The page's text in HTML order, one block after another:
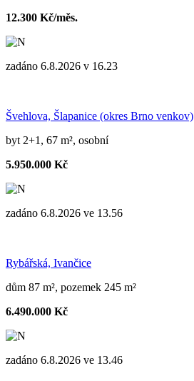
12.300 Kč/měs.
zadáno 6.8.2026 v 16.23
Švehlova, Šlapanice (okres Brno venkov)
byt 2+1, 67 m², osobní
5.950.000 Kč
zadáno 6.8.2026 ve 13.56
Rybářská, Ivančice
dům 87 m², pozemek 245 m²
6.490.000 Kč
zadáno 6.8.2026 ve 13.46